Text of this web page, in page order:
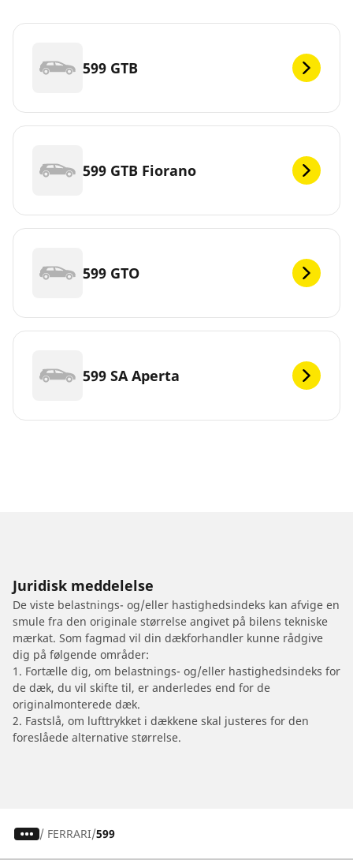
599 GTB
599 GTB Fiorano
599 GTO
599 SA Aperta
Juridisk meddelelse
De viste belastnings- og/eller hastighedsindeks kan afvige en
smule fra den originale størrelse angivet på bilens tekniske
mærkat. Som fagmad vil din dækforhandler kunne rådgive
dig på følgende områder:
1. Fortælle dig, om belastnings- og/eller hastighedsindeks for
de dæk, du vil skifte til, er anderledes end for de
originalmonterede dæk.
2. Fastslå, om lufttrykket i dækkene skal justeres for den
foreslåede alternative størrelse.
/ FERRARI 599